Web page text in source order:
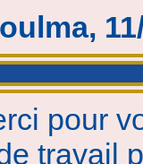
pour
travail